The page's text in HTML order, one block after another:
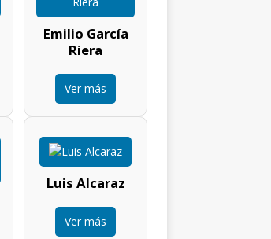
Emilio García
Riera
Ver más
Luis Alcaraz
Ver más